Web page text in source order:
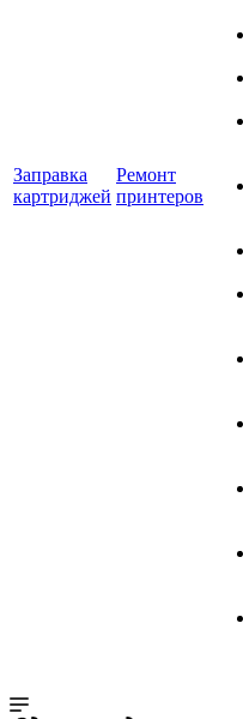
Заправка
картриджей
Ремонт
принтеров